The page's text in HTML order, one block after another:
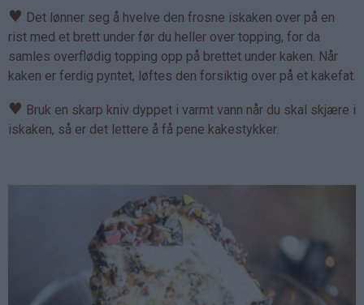
♥ Det lønner seg å hvelve den frosne iskaken over på en
rist med et brett under før du heller over topping, for da
samles overflødig topping opp på brettet under kaken. Når
kaken er ferdig pyntet, løftes den forsiktig over på et kakefat.
♥ Bruk en skarp kniv dyppet i varmt vann når du skal skjære i
iskaken, så er det lettere å få pene kakestykker.